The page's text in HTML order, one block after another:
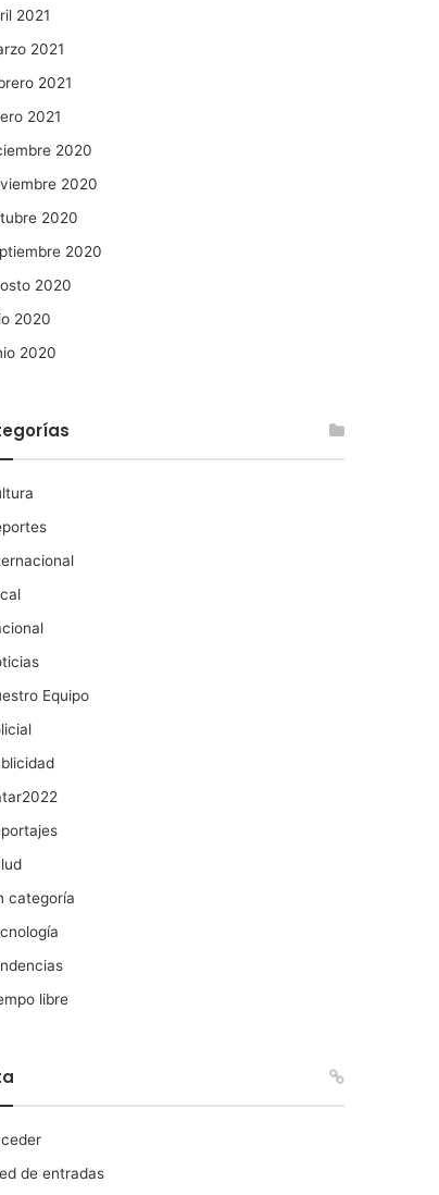
2021
2021
2021
2021
2020
2020
2020
2020
2020
2020
2020
Equipo
categoría
libre
de entradas